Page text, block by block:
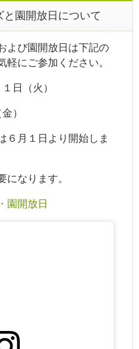
園開放日について
よび園開放日は下記の
軽にご参加ください。
１日（火）
）
６月１日より開始しま
になります。
園開放日